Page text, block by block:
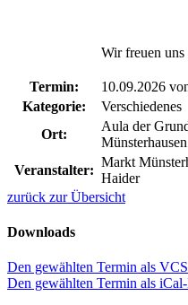
Wir freuen uns
Termin: 10.09.2026
Kategorie:
Verschiedenes
Ort:
Aula der
Münsterhausen
Veranstalter:
Markt
Haider
zurück zur Übersicht
Downloads
Den gewählten Termin als
Den gewählten Termin als